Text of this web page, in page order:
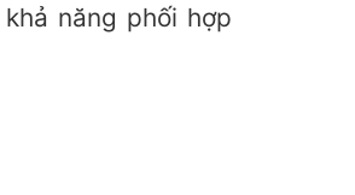
năng phối hợp